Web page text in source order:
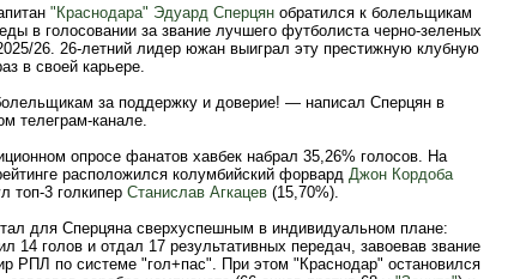
"Краснодара" Эдуард Сперцян обратился к болельщикам
в голосовании за звание лучшего футболиста черно-зеленых
26. 26-летний лидер южан выиграл эту престижную клубную
в своей карьере.
за поддержку и доверие! — написал Сперцян в
телеграм-канале.
опросе фанатов хавбек набрал 35,26% голосов. На
расположился колумбийский форвард Джон Кордоба
топ-3 голкипер Станислав Агкацев (15,70%).
для Сперцяна сверхуспешным в индивидуальном плане:
14 голов и отдал 17 результативных передач, завоевав звание
РПЛ по системе "гол+пас". При этом "Краснодар" остановился